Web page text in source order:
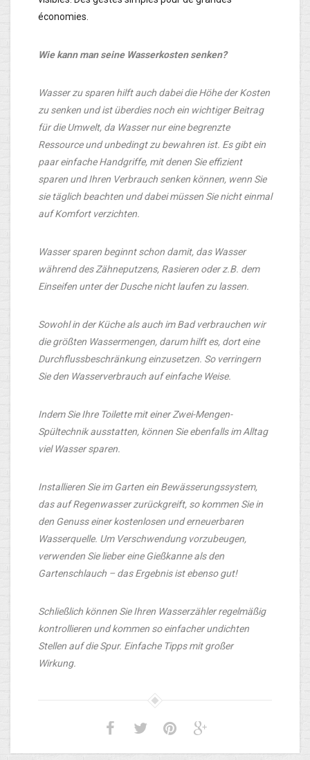
économies.
Wie kann man seine Wasserkosten senken?
Wasser zu sparen hilft auch dabei die Höhe der Kosten
zu senken und ist überdies noch ein wichtiger Beitrag
für die Umwelt, da Wasser nur eine begrenzte
Ressource und unbedingt zu bewahren ist. Es gibt ein
paar einfache Handgriffe, mit denen Sie effizient
sparen und Ihren Verbrauch senken können, wenn Sie
sie täglich beachten und dabei müssen Sie nicht einmal
auf Komfort verzichten.
Wasser sparen beginnt schon damit, das Wasser
während des Zähneputzens, Rasieren oder z.B. dem
Einseifen unter der Dusche nicht laufen zu lassen.
Sowohl in der Küche als auch im Bad verbrauchen wir
die größten Wassermengen, darum hilft es, dort eine
Durchflussbeschränkung einzusetzen. So verringern
Sie den Wasserverbrauch auf einfache Weise.
Indem Sie Ihre Toilette mit einer Zwei-Mengen-
Spültechnik ausstatten, können Sie ebenfalls im Alltag
viel Wasser sparen.
Installieren Sie im Garten ein Bewässerungssystem,
das auf Regenwasser zurückgreift, so kommen Sie in
den Genuss einer kostenlosen und erneuerbaren
Wasserquelle. Um Verschwendung vorzubeugen,
verwenden Sie lieber eine Gießkanne als den
Gartenschlauch – das Ergebnis ist ebenso gut!
Schließlich können Sie Ihren Wasserzähler regelmäßig
kontrollieren und kommen so einfacher undichten
Stellen auf die Spur. Einfache Tipps mit großer
Wirkung.